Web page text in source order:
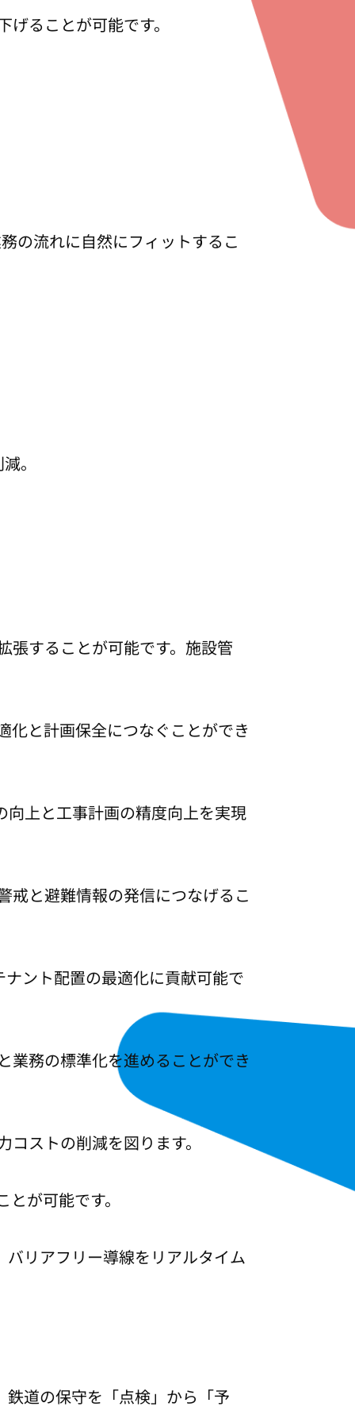
げることが可能です。
の流れに自然にフィットするこ
。
張することが可能です。施設管
化と計画保全につなぐことができ
向上と工事計画の精度向上を実現
戒と避難情報の発信につなげるこ
ント配置の最適化に貢献可能で
業務の標準化を進めることができ
ストの削減を図ります。
が可能です。
リアフリー導線をリアルタイム
道の保守を「点検」から「予